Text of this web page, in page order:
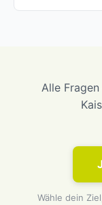
Alle
Wähle dein